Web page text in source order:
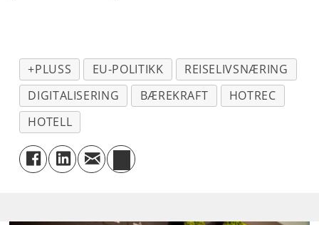
+PLUSS EU-POLITIKK
REISELIVSNÆRING
DIGITALISERING
BÆREKRAFT
HOTREC
HOTELL